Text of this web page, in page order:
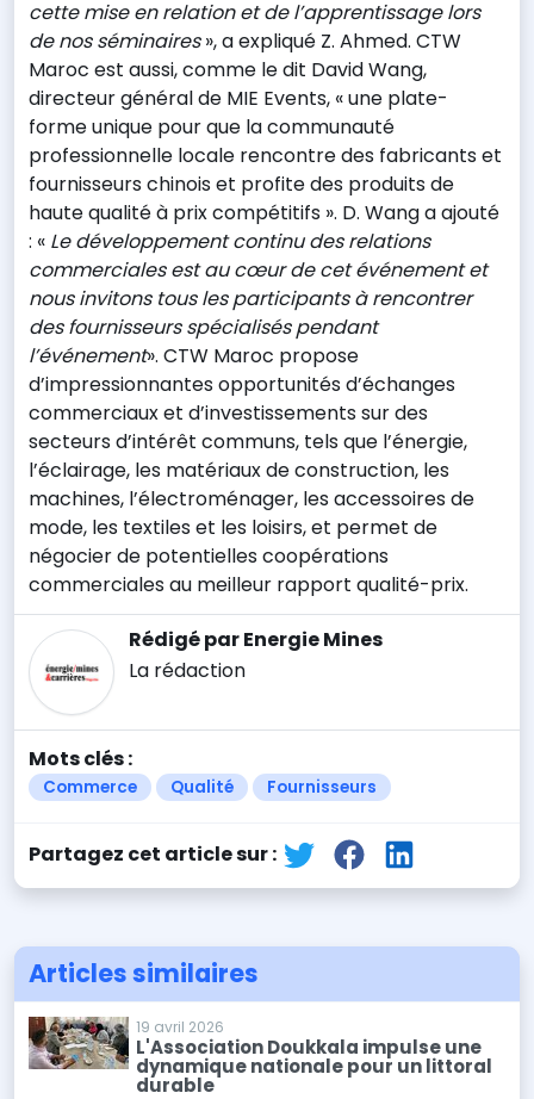
cette mise en relation et de l’apprentissage lors
de nos séminaires», a expliqué Z. Ahmed. CTW
Maroc est aussi, comme le dit David Wang,
directeur général de MIE Events, « une plate-
forme unique pour que la communauté
professionnelle locale rencontre des fabricants et
fournisseurs chinois et profite des produits de
haute qualité à prix compétitifs ». D. Wang a ajouté
: « Le développement continu des relations
commerciales est au cœur de cet événement et
nous invitons tous les participants à rencontrer
des fournisseurs spécialisés pendant
l’événement». CTW Maroc propose
d’impressionnantes opportunités d’échanges
commerciaux et d’investissements sur des
secteurs d’intérêt communs, tels que l’énergie,
l’éclairage, les matériaux de construction, les
machines, l’électroménager, les accessoires de
mode, les textiles et les loisirs, et permet de
négocier de potentielles coopérations
commerciales au meilleur rapport qualité-prix.
Rédigé par Energie Mines
La rédaction
Mots clés :
Commerce Qualité Fournisseurs
Partagez cet article sur :
Articles similaires
19 avril 2026
L'Association Doukkala impulse une
dynamique nationale pour un littoral
durable